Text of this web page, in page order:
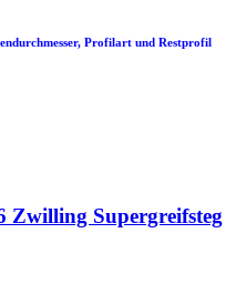
Profilart und Restprofil
Zwilling Supergreifsteg